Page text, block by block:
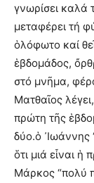
γνωρίσει καλά
μεταφέρει τή
ὁλόφωτο καί
ἑβδομάδος,
στό μνῆμα,
Ματθαῖος
πρώτη τῆς
δύο.ὁ ᾿Ιωάννης
ὅτι μιά εἶναι
Μάρκος “πολύ